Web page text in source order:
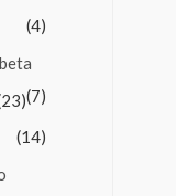
(4)
(7)
(14)